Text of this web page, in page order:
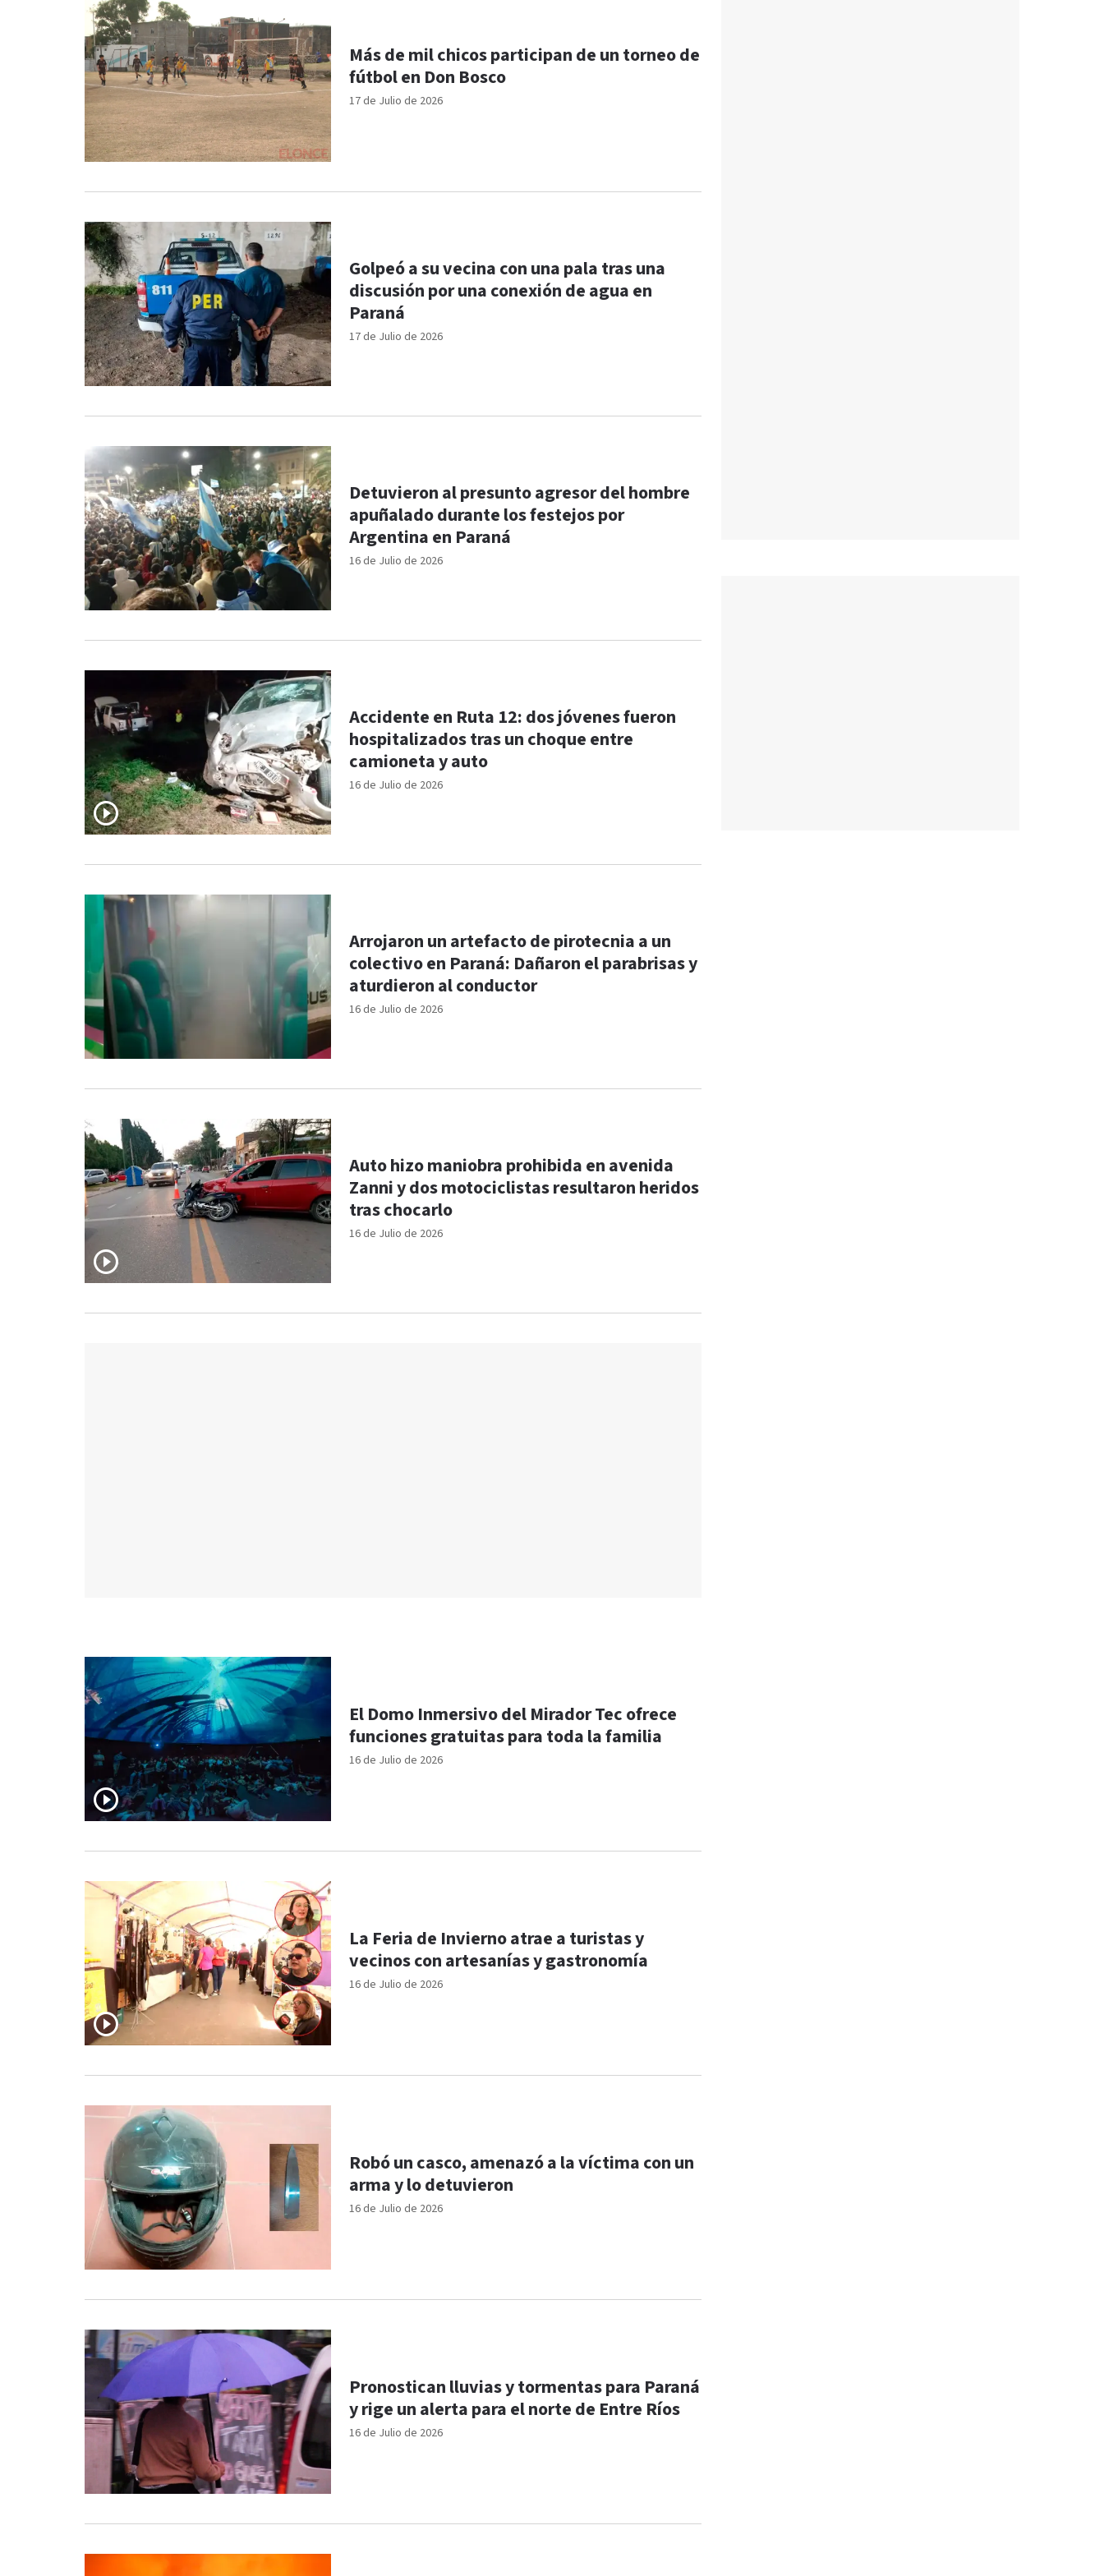
17 de Julio de 2026
Más de mil chicos participan de un torneo de
fútbol en Don Bosco
17 de Julio de 2026
Golpeó a su vecina con una pala tras una
discusión por una conexión de agua en
Paraná
16 de Julio de 2026
Detuvieron al presunto agresor del hombre
apuñalado durante los festejos por
Argentina en Paraná
16 de Julio de 2026
Accidente en Ruta 12: dos jóvenes fueron
hospitalizados tras un choque entre
camioneta y auto
16 de Julio de 2026
Arrojaron un artefacto de pirotecnia a un
colectivo en Paraná: Dañaron el parabrisas y
aturdieron al conductor
16 de Julio de 2026
Auto hizo maniobra prohibida en avenida
Zanni y dos motociclistas resultaron heridos
tras chocarlo
16 de Julio de 2026
El Domo Inmersivo del Mirador Tec ofrece
funciones gratuitas para toda la familia
16 de Julio de 2026
La Feria de Invierno atrae a turistas y
vecinos con artesanías y gastronomía
16 de Julio de 2026
Robó un casco, amenazó a la víctima con un
arma y lo detuvieron
16 de Julio de 2026
Pronostican lluvias y tormentas para Paraná
y rige un alerta para el norte de Entre Ríos